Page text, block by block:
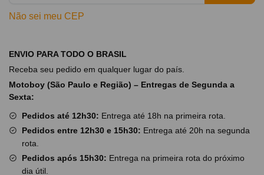
Não sei meu CEP
ENVIO PARA TODO O BRASIL
Receba seu pedido em qualquer lugar do país.
Motoboy (São Paulo e Região) – Entregas de Segunda a
Sexta:
Pedidos até 12h30: Entrega até 18h na primeira rota.
Pedidos entre 12h30 e 15h30: Entrega até 20h na segunda
rota.
Pedidos após 15h30: Entrega na primeira rota do próximo
dia útil.